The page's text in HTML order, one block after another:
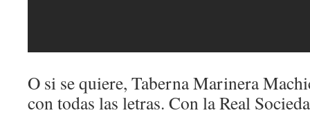
O si se quiere, Taberna Marinera
con todas las letras. Con la Real